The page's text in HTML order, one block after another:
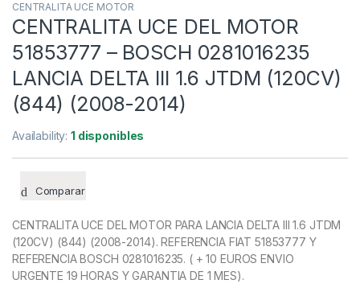
CENTRALITA UCE MOTOR
CENTRALITA UCE DEL MOTOR
51853777 – BOSCH 0281016235
LANCIA DELTA III 1.6 JTDM (120CV)
(844) (2008-2014)
Availability:1 disponibles
Comparar
CENTRALITA UCE DEL MOTOR PARA LANCIA DELTA III 1.6 JTDM
(120CV) (844) (2008-2014). REFERENCIA FIAT 51853777 Y
REFERENCIA BOSCH 0281016235. ( + 10 EUROS ENVIO
URGENTE 19 HORAS Y GARANTIA DE 1 MES).